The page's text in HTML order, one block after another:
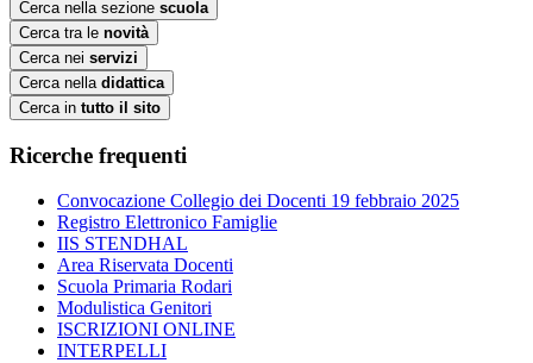
Cerca nella sezione scuola
Cerca tra le novità
Cerca nei servizi
Cerca nella didattica
Cerca in tutto il sito
Ricerche frequenti
Convocazione Collegio dei Docenti 19 febbraio 2025
Registro Elettronico Famiglie
IIS STENDHAL
Area Riservata Docenti
Scuola Primaria Rodari
Modulistica Genitori
ISCRIZIONI ONLINE
INTERPELLI